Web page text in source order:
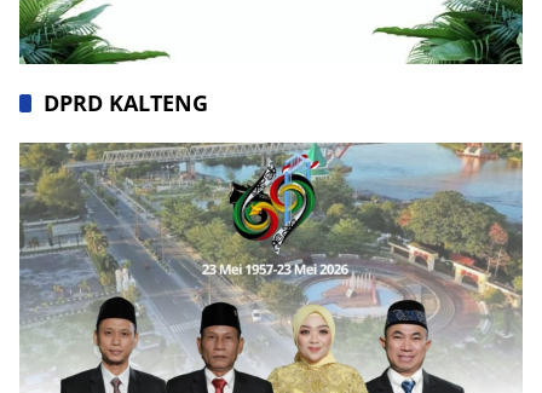
DPRD KALTENG